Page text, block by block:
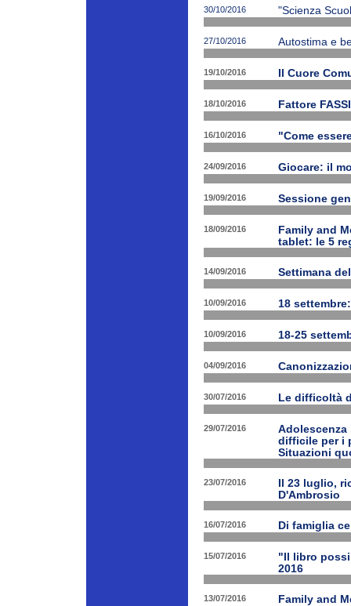
30/10/2016 "Scienza
27/10/2016 Autostima e
19/10/2016 Il Cuore
18/10/2016 Fattore FASSI
16/10/2016 "Come
24/09/2016 Giocare: il
19/09/2016 Sessione
18/09/2016
Family and
tablet: le 5
14/09/2016 Settimana
10/09/2016 18
10/09/2016 18-25
04/09/2016
30/07/2016 Le difficoltà
29/07/2016
difficile per i
Situazioni
23/07/2016
Il 23 luglio,
D'Ambrosio
16/07/2016 Di famiglia
15/07/2016
"Il libro
2016
13/07/2016 Family and